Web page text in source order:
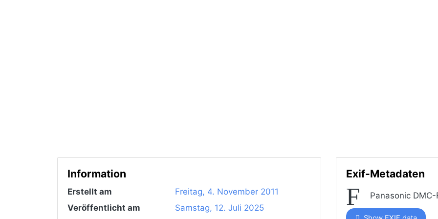
Information
Erstellt am
Freitag, 4. November 2011
Veröffentlicht am
Samstag, 12. Juli 2025
Exif-Metadaten
Panasonic DMC-